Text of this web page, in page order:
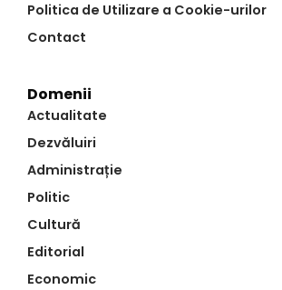
Politica de Utilizare a Cookie-urilor
Contact
Domenii
Actualitate
Dezvăluiri
Administrație
Politic
Cultură
Editorial
Economic